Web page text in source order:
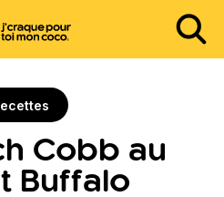
Cobb au
Buffalo